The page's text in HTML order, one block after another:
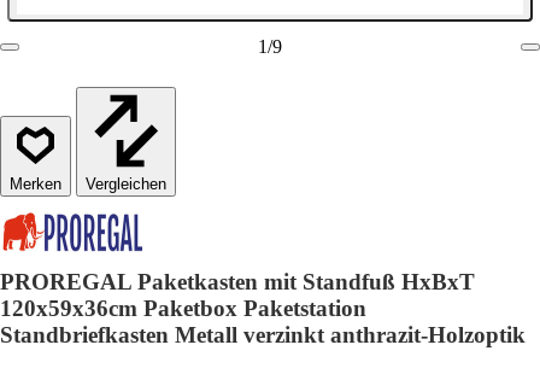
1/9
Vergleichen
PROREGAL Paketkasten mit Standfuß HxBxT
120x59x36cm Paketbox Paketstation
Standbriefkasten Metall verzinkt anthrazit-Holzoptik